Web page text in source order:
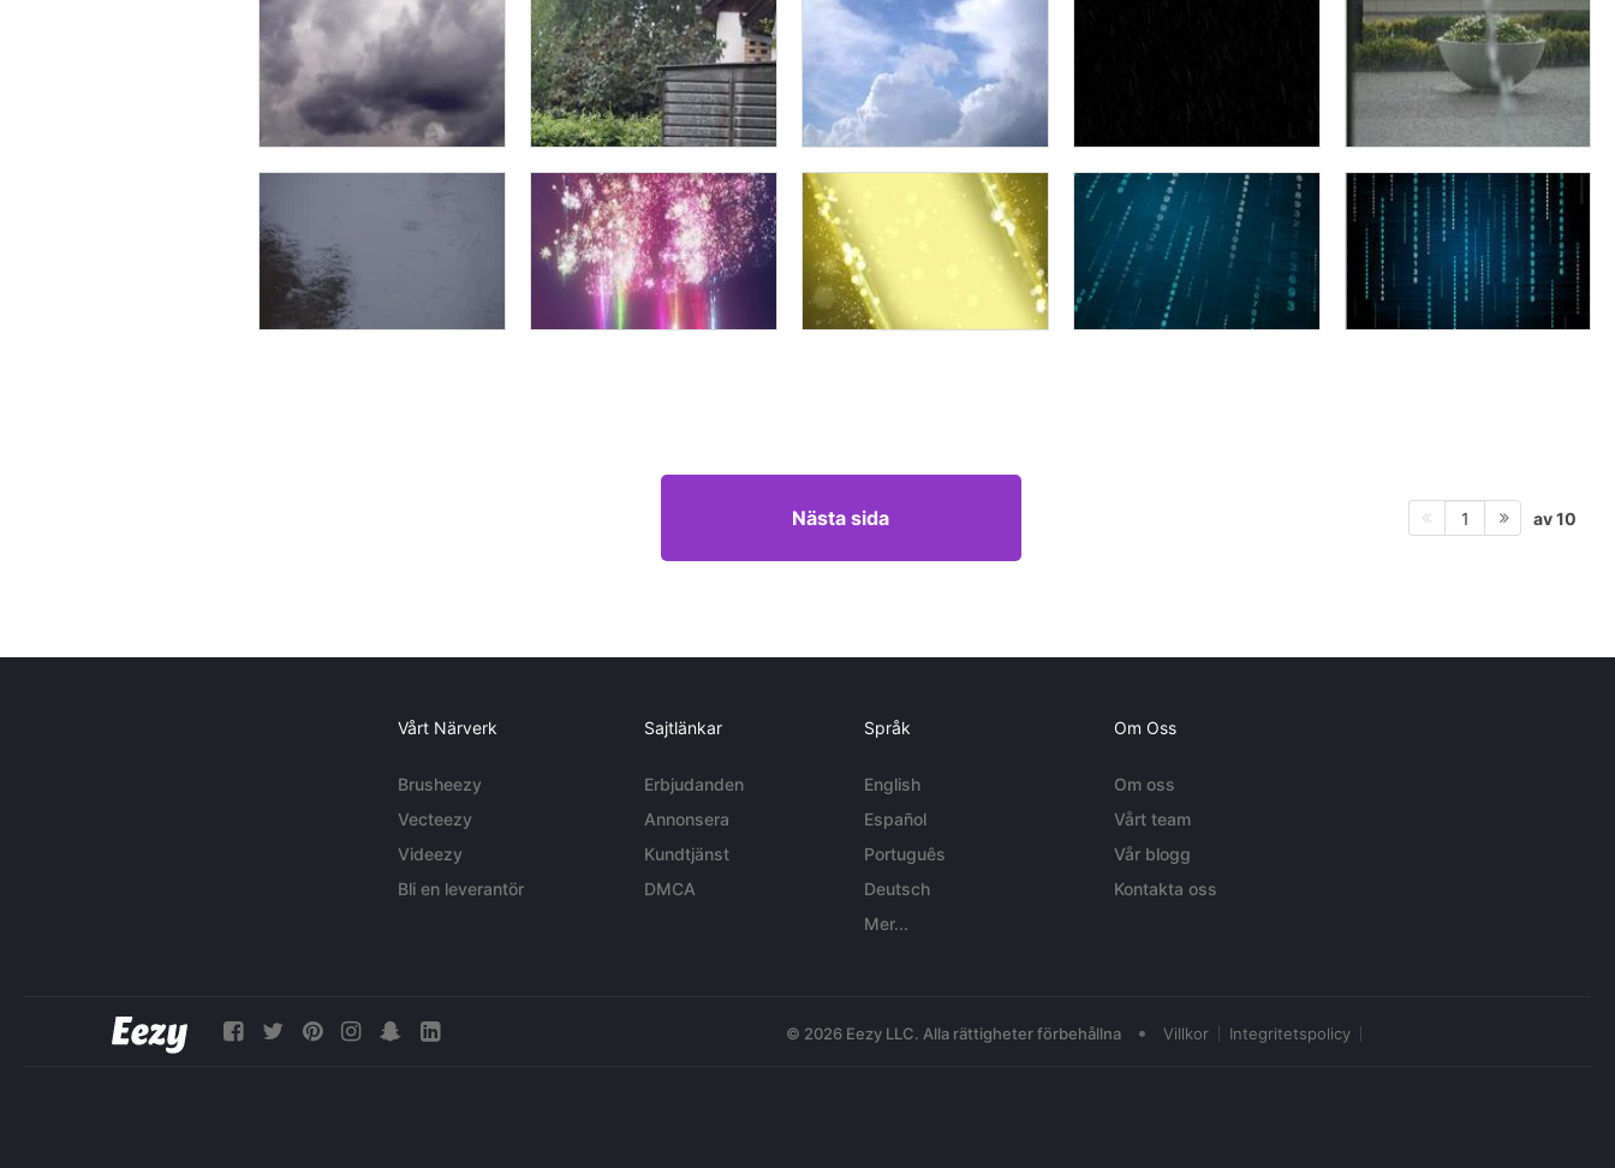
Nästa sida 1 av 10
Vårt Närverk
Brusheezy
Vecteezy
Videezy
Bli en leverantör
Sajtlänkar
Erbjudanden
Annonsera
Kundtjänst
DMCA
Språk
English
Español
Português
Deutsch
Mer...
Om Oss
Om oss
Vårt team
Vår blogg
Kontakta oss
© 2026 Eezy LLC. Alla rättigheter förbehållna • Villkor Integritetspolicy